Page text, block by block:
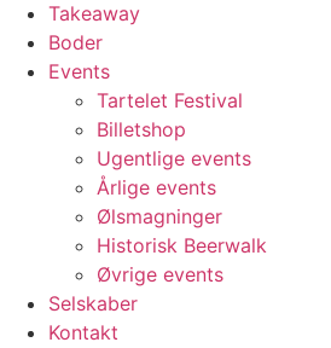
Takeaway
Boder
Events
Tartelet Festival
Billetshop
Ugentlige events
Årlige events
Ølsmagninger
Historisk Beerwalk
Øvrige events
Selskaber
Kontakt